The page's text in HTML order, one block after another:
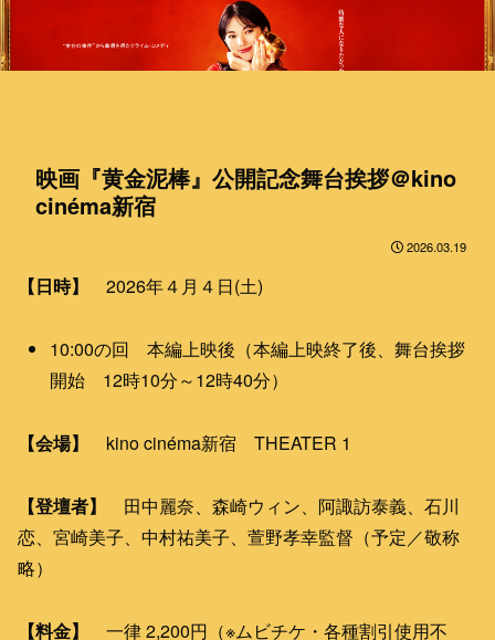
映画『黄金泥棒』公開記念舞台挨拶＠kino
cinéma新宿
2026.03.19
【日時】 2026年４月４日(土)
10:00の回 本編上映後（本編上映終了後、舞台挨拶
開始 12時10分～12時40分）
【会場】 kino cinéma新宿 THEATER 1
【登壇者】
田中麗奈、森崎ウィン、阿諏訪泰義、石川
恋、宮崎美子、中村祐美子、萱野孝幸監督（予定／敬称
略）
【料金】
一律 2,200円（※ムビチケ・各種割引使用不